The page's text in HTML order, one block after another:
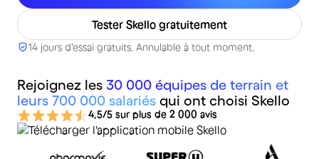
Tester Skello gratuitement
14 jours d'essai gratuits. Annulable à tout moment.
Rejoignez les 30 000 équipes de terrain et
leurs 700 000 salariés qui ont choisi Skello
4,5/5 sur plus de 2 000 avis